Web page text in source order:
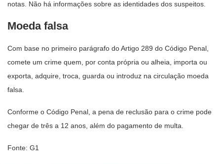
notas. Não há informações sobre as identidades dos suspeitos.
Moeda falsa
Com base no primeiro parágrafo do Artigo 289 do Código Penal,
comete um crime quem, por conta própria ou alheia, importa ou
exporta, adquire, troca, guarda ou introduz na circulação moeda
falsa.
Conforme o Código Penal, a pena de reclusão para o crime pode
chegar de três a 12 anos, além do pagamento de multa.
Fonte: G1